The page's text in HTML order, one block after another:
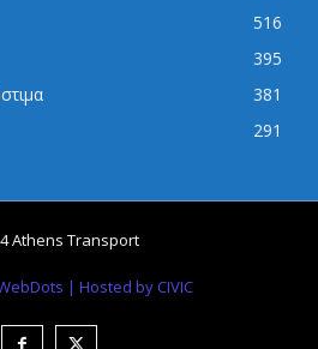
516
395
381
291
Athens Transport
| Hosted by CIVIC